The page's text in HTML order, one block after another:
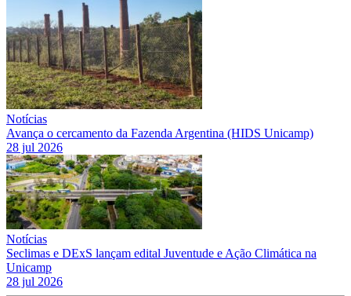
Notícias
Avança o cercamento da Fazenda Argentina (HIDS Unicamp)
28 jul 2026
Notícias
Seclimas e DExS lançam edital Juventude e Ação Climática na
Unicamp
28 jul 2026